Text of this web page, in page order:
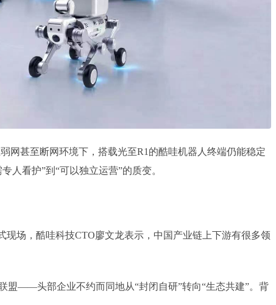
网甚至断网环境下，搭载光至R1的酷哇机器人终端仍能稳定
人看护”到“可以独立运营”的质变。
场，酷哇科技CTO廖文龙表示，中国产业链上下游有很多领
盟——头部企业不约而同地从“封闭自研”转向“生态共建”。背